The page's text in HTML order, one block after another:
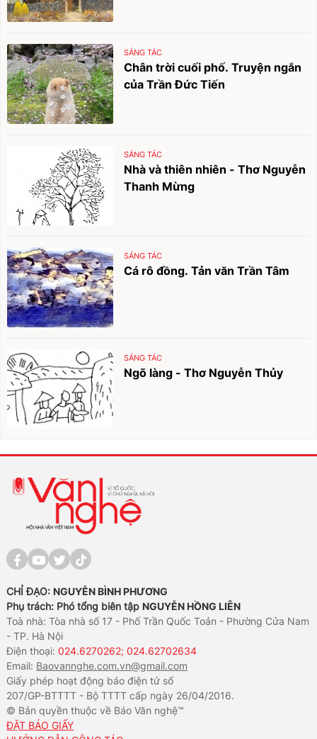
SÁNG TÁC
Chân trời cuối phố. Truyện ngắn
của Trần Đức Tiến
SÁNG TÁC
Nhà và thiên nhiên - Thơ Nguyễn
Thanh Mừng
SÁNG TÁC
Cá rô đồng. Tản văn Trần Tâm
SÁNG TÁC
Ngõ làng - Thơ Nguyễn Thủy
CHỈ ĐẠO: NGUYỄN BÌNH PHƯƠNG
Phụ trách: Phó tổng biên tập NGUYỄN HỒNG LIÊN
Toà nhà: Tòa nhà số 17 - Phố Trần Quốc Toản - Phường Cửa Nam
- TP. Hà Nội
Điện thoại:024.6270262; 024.62702634
Email: Baovannghe.com.vn@gmail.com
Giấy phép hoạt động báo điện tử số
207/GP-BTTTT - Bộ TTTT cấp ngày 26/04/2016.
© Bản quyền thuộc về Báo Văn nghệ™
ĐẶT BÁO GIẤY